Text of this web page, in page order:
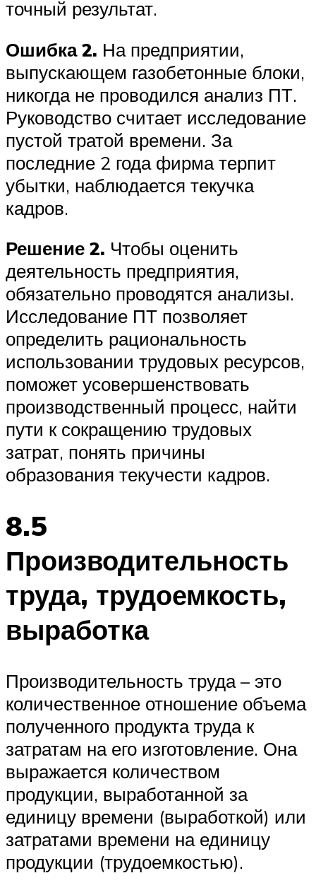
точный результат.
Ошибка 2. На предприятии,
выпускающем газобетонные блоки,
никогда не проводился анализ ПТ.
Руководство считает исследование
пустой тратой времени. За
последние 2 года фирма терпит
убытки, наблюдается текучка
кадров.
Решение 2. Чтобы оценить
деятельность предприятия,
обязательно проводятся анализы.
Исследование ПТ позволяет
определить рациональность
использовании трудовых ресурсов,
поможет усовершенствовать
производственный процесс, найти
пути к сокращению трудовых
затрат, понять причины
образования текучести кадров.
8.5
Производительность
труда, трудоемкость,
выработка
Производительность труда – это
количественное отношение объема
полученного продукта труда к
затратам на его изготовление. Она
выражается количеством
продукции, выработанной за
единицу времени (выработкой) или
затратами времени на единицу
продукции (трудоемкостью).